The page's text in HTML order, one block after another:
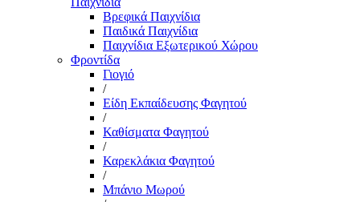
Βρεφικά Παιχνίδια
Παιδικά Παιχνίδια
Παιχνίδια Εξωτερικού Χώρου
Φροντίδα
Γιογιό
/
Είδη Εκπαίδευσης Φαγητού
/
Καθίσματα Φαγητού
/
Καρεκλάκια Φαγητού
/
Μπάνιο Μωρού